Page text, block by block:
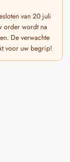
van 20 juli
order wordt na
De verwachte
voor uw begrip!